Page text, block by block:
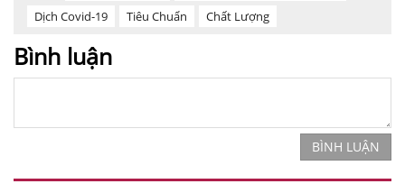
Dịch Covid-19
Tiêu Chuẩn Chất Lượng
Bình luận
BÌNH LUẬN